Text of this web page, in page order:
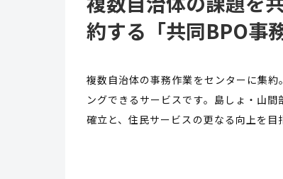
約する「共同BPO事
複数自治体の事務作業をセンターに集
ングできるサービスです。島しょ・山
確立と、住民サービスの更なる向上を目